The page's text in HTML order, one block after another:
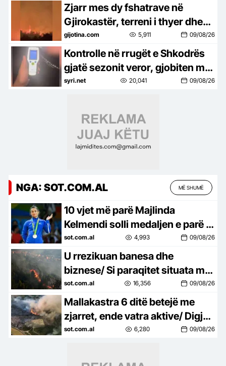
Zjarr mes dy fshatrave në
Gjirokastër, terreni i thyer dhe
bimësia vështirësojnë
ndërhyrjen
gijotina.com 5,911 09/08/26
Kontrolle në rrugët e Shkodrës
gjatë sezonit veror, gjobiten mbi
1200 drejtues mjetesh
syri.net 20,041 09/08/26
NGA: SOT.COM.AL MË SHUMË
10 vjet më parë Majlinda
Kelmendi solli medaljen e parë të
artë olimpike për shqiptarët
sot.com.al 4,993 09/08/26
U rrezikuan banesa dhe
biznese/ Si paraqitet situata me
zjarrin në malin e Krujës?
sot.com.al 16,356 09/08/26
Mallakastra 6 ditë betejë me
zjarret, ende vatra aktive/ Digjen
masivet pyjore në 4 fshatra
sot.com.al 6,280 09/08/26